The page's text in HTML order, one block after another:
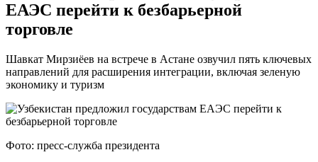
ЕАЭС перейти к безбарьерной
торговле
Шавкат Мирзиёев на встрече в Астане озвучил пять ключевых
направлений для расширения интеграции, включая зеленую
экономику и туризм
Фото: пресс-служба президента